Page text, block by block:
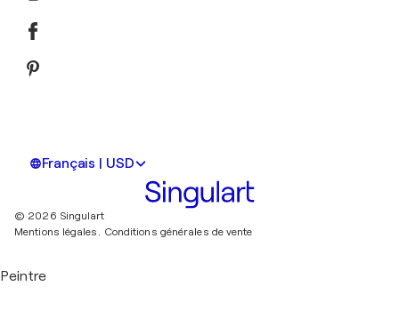
Français | USD
© 2026 Singulart
Mentions légales.
Conditions générales de vente
Peintre